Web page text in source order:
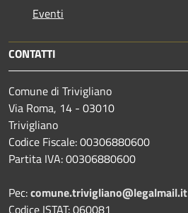
Eventi
CONTATTI
Comune di Trivigliano
Via Roma, 14 - 03010
Trivigliano
Codice Fiscale: 00306880600
Partita IVA: 00306880600
Pec:comune.trivigliano@legalmail.it
Codice ISTAT: 060081